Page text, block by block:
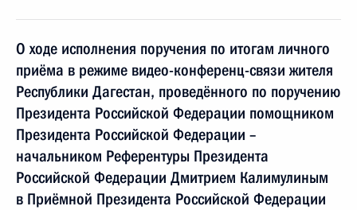
О ходе исполнения поручения по итогам личного
приёма в режиме видео-конференц-связи жителя
Республики Дагестан, проведённого по поручению
Президента Российской Федерации помощником
Президента Российской Федерации –
начальником Референтуры Президента
Российской Федерации Дмитрием Калимулиным
в Приёмной Президента Российской Федерации